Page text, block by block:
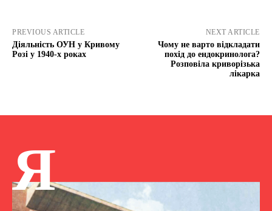
PREVIOUS ARTICLE
Діяльність ОУН у Кривому
Розі у 1940-х роках
NEXT ARTICLE
Чому не варто відкладати
похід до ендокринолога?
Розповіла криворізька
лікарка
Я